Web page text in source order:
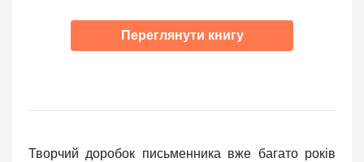
Переглянути книгу
Творчий доробок письменника вже багато років